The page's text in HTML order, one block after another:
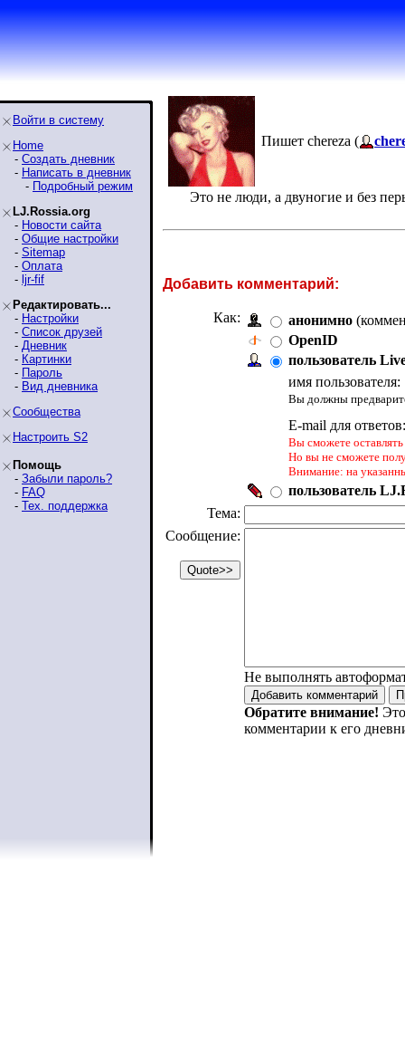
Войти в систему
Home
- Создать дневник
- Написать в дневник
- Подробный режим
LJ.Rossia.org
- Новости сайта
- Общие настройки
- Sitemap
- Оплата
- ljr-fif
Редактировать...
- Настройки
- Список друзей
- Дневник
- Картинки
- Пароль
- Вид дневника
Сообщества
Настроить S2
Помощь
- Забыли пароль?
- FAQ
- Тех. поддержка
Пишет chereza (
Это не люди, а двуногие и без
Добавить комментарий:
Как: анонимно
OpenID
пользователь
имя пользователя:
Вы должны
E-mail для
Вы сможете
Но вы не сможете
Внимание: на
пользователь
Тема:
Сообщение:
Не выполнять
Обратите внимание!
комментарии к его